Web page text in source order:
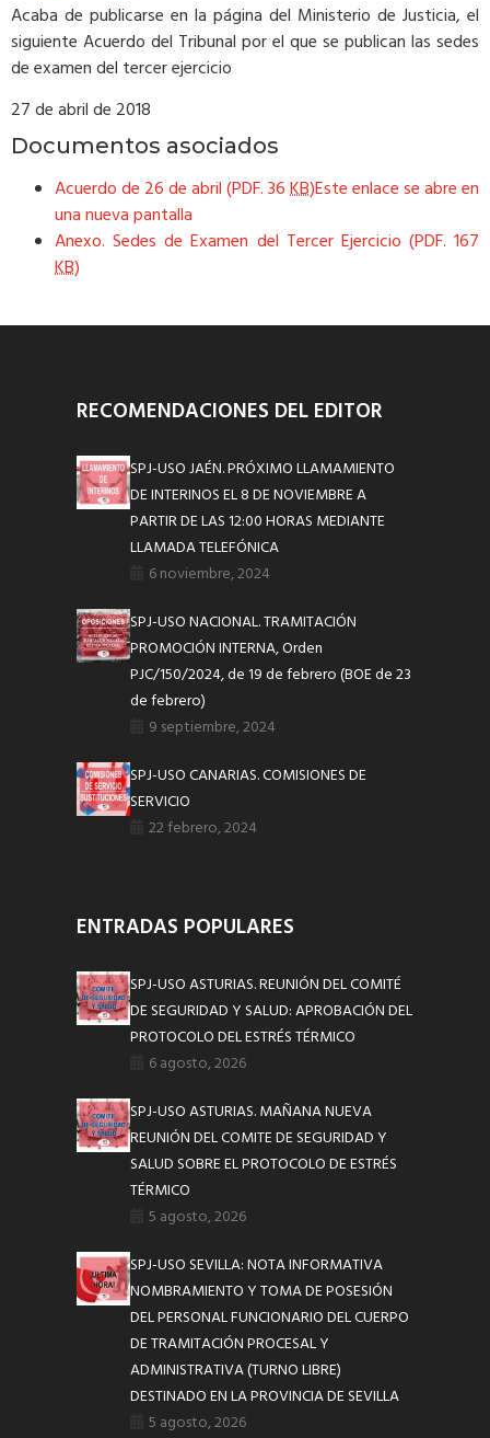
Acaba de publicarse en la página del Ministerio de Justicia, el
siguiente Acuerdo del Tribunal por el que se publican las sedes
de examen del tercer ejercicio
27 de abril de 2018
Documentos asociados
Acuerdo de 26 de abril (PDF. 36KB)Este enlace se abre en
una nueva pantalla
Anexo. Sedes de Examen del Tercer Ejercicio (PDF. 167
KB)
RECOMENDACIONES DEL EDITOR
SPJ-USO JAÉN. PRÓXIMO LLAMAMIENTO
DE INTERINOS EL 8 DE NOVIEMBRE A
PARTIR DE LAS 12:00 HORAS MEDIANTE
LLAMADA TELEFÓNICA
6 noviembre, 2024
SPJ-USO NACIONAL. TRAMITACIÓN
PROMOCIÓN INTERNA, Orden
PJC/150/2024, de 19 de febrero (BOE de 23
de febrero)
9 septiembre, 2024
SPJ-USO CANARIAS. COMISIONES DE
SERVICIO
22 febrero, 2024
ENTRADAS POPULARES
SPJ-USO ASTURIAS. REUNIÓN DEL COMITÉ
DE SEGURIDAD Y SALUD: APROBACIÓN DEL
PROTOCOLO DEL ESTRÉS TÉRMICO
6 agosto, 2026
SPJ-USO ASTURIAS. MAÑANA NUEVA
REUNIÓN DEL COMITE DE SEGURIDAD Y
SALUD SOBRE EL PROTOCOLO DE ESTRÉS
TÉRMICO
5 agosto, 2026
SPJ-USO SEVILLA: NOTA INFORMATIVA
NOMBRAMIENTO Y TOMA DE POSESIÓN
DEL PERSONAL FUNCIONARIO DEL CUERPO
DE TRAMITACIÓN PROCESAL Y
ADMINISTRATIVA (TURNO LIBRE)
DESTINADO EN LA PROVINCIA DE SEVILLA
5 agosto, 2026